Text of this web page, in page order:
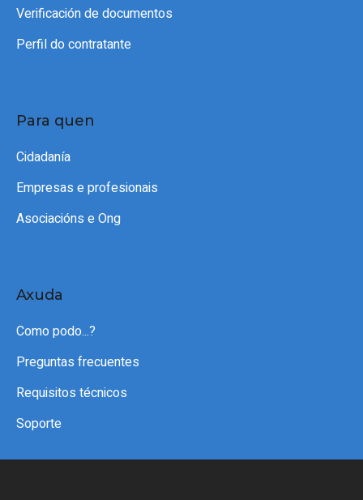
Verificación de documentos
Perfil do contratante
Para quen
Cidadanía
Empresas e profesionais
Asociacións e Ong
Axuda
Como podo...?
Preguntas frecuentes
Requisitos técnicos
Soporte